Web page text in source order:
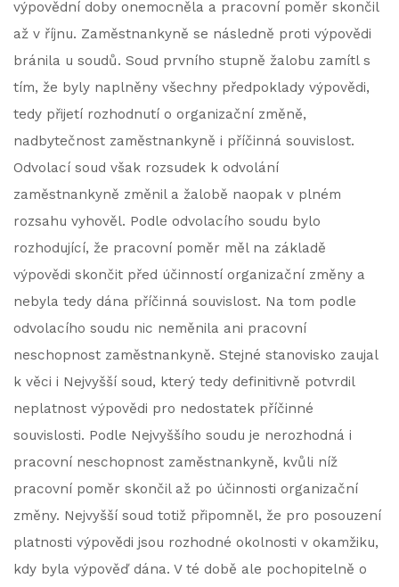
výpovědní doby onemocněla a pracovní poměr skončil
až v říjnu. Zaměstnankyně se následně proti výpovědi
bránila u soudů. Soud prvního stupně žalobu zamítl s
tím, že byly naplněny všechny předpoklady výpovědi,
tedy přijetí rozhodnutí o organizační změně,
nadbytečnost zaměstnankyně i příčinná souvislost.
Odvolací soud však rozsudek k odvolání
zaměstnankyně změnil a žalobě naopak v plném
rozsahu vyhověl. Podle odvolacího soudu bylo
rozhodující, že pracovní poměr měl na základě
výpovědi skončit před účinností organizační změny a
nebyla tedy dána příčinná souvislost. Na tom podle
odvolacího soudu nic neměnila ani pracovní
neschopnost zaměstnankyně. Stejné stanovisko zaujal
k věci i Nejvyšší soud, který tedy definitivně potvrdil
neplatnost výpovědi pro nedostatek příčinné
souvislosti. Podle Nejvyššího soudu je nerozhodná i
pracovní neschopnost zaměstnankyně, kvůli níž
pracovní poměr skončil až po účinnosti organizační
změny. Nejvyšší soud totiž připomněl, že pro posouzení
platnosti výpovědi jsou rozhodné okolnosti v okamžiku,
kdy byla výpověď dána. V té době ale pochopitelně o